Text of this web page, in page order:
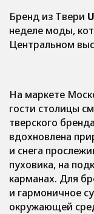
Бренд из Твери
неделе моды,
Центральном
На маркете
гости столицы
тверского бренда
вдохновлена
и снега
пуховика, на
карманах. Для
и гармоничное
окружающей